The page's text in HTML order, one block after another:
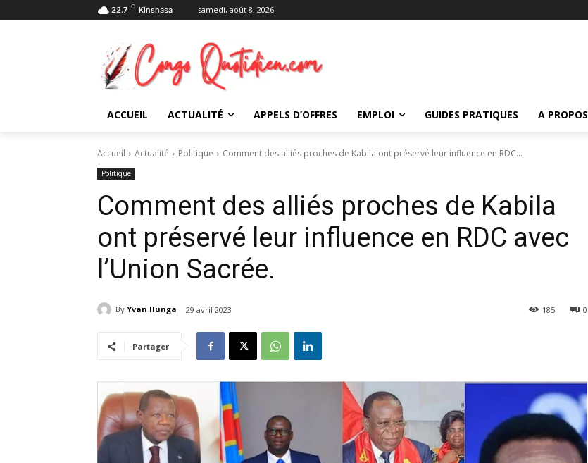
22.7 C Kinshasa samedi, août 8, 2026
ACCUEIL ACTUALITÉ APPELS D’OFFRES EMPLOI GUIDES PRATIQUES A PROPOS
Accueil Actualité Politique Comment des alliés proches de Kabila ont préservé leur influence en RDC...
Politique
Comment des alliés proches de Kabila
ont préservé leur influence en RDC avec
l’Union Sacrée.
By Yvan Ilunga 29 avril 2023 0
185
Partager